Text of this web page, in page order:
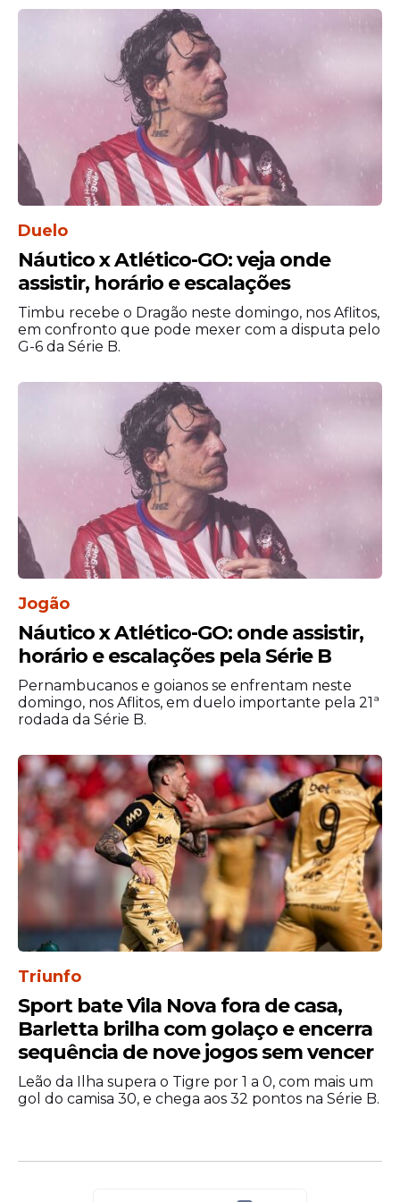
brigar por uma das vagas do grupo.
O principal nome da equipe é Riyad
Mahrez. Ex-Manchester City e atualmente
defendendo o Al-Ahli, da Arábia Saudita, o
atacante segue sendo a principal
Além dele, a equipe conta com jogadores
experientes como Aissa Mandi, Houssem
Aouar e Rayan Aït-Nouri, que formam a
espinha dorsal da seleção africana.
Onde assistir Argentina
x Argélia
A partida terá transmissão exclusiva na
CazéTV, com a bola rolando a partir das
22h, horário de Brasília.
Data: terça-feira, 16 de junho de 2026
Horário: 22h (de Brasília)
Local: Arrowhead Stadium, Kansas City,
Transmissão: CazéTV
Prováveis escalações
Argentina:Emiliano Martínez; Nahuel
e Nicolás Tagliafico (Facundo Medina);
Julián Álvarez. Técnico: Lionel Scaloni.
Duelo
Náutico x Atlético-GO: veja onde
assistir, horário e escalações
Timbu recebe o Dragão neste domingo, nos Aflitos,
em confronto que pode mexer com a disputa pelo
G-6 da Série B.
Jogão
Náutico x Atlético-GO: onde assistir,
horário e escalações pela Série B
Pernambucanos e goianos se enfrentam neste
domingo, nos Aflitos, em duelo importante pela 21ª
rodada da Série B.
Triunfo
Sport bate Vila Nova fora de casa,
Barletta brilha com golaço e encerra
sequência de nove jogos sem vencer
Leão da Ilha supera o Tigre por 1 a 0, com mais um
gol do camisa 30, e chega aos 32 pontos na Série B.